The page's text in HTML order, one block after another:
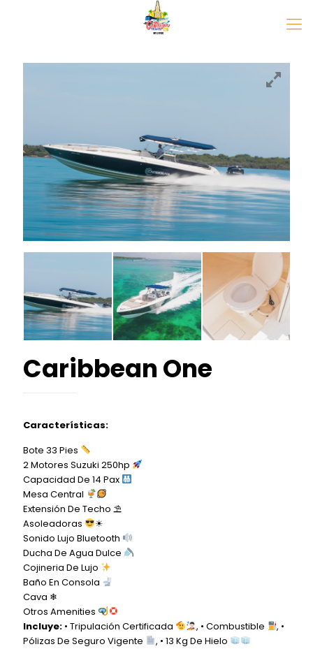
Caribbean One
Características:
Bote 33 Pies
2 Motores Suzuki 250hp
Capacidad De 14 Pax
Mesa Central
Extensión De Techo ⛱
Asoleadoras
☀
Sonido Lujo Bluetooth
Ducha De Agua Dulce
Cojineria De Lujo
Baño En Consola
Cava ❄
Otros Amenities
Incluye: • Tripulación Certificada , • Combustible
, •
Pólizas De Seguro Vigente
, • 13 Kg De Hielo